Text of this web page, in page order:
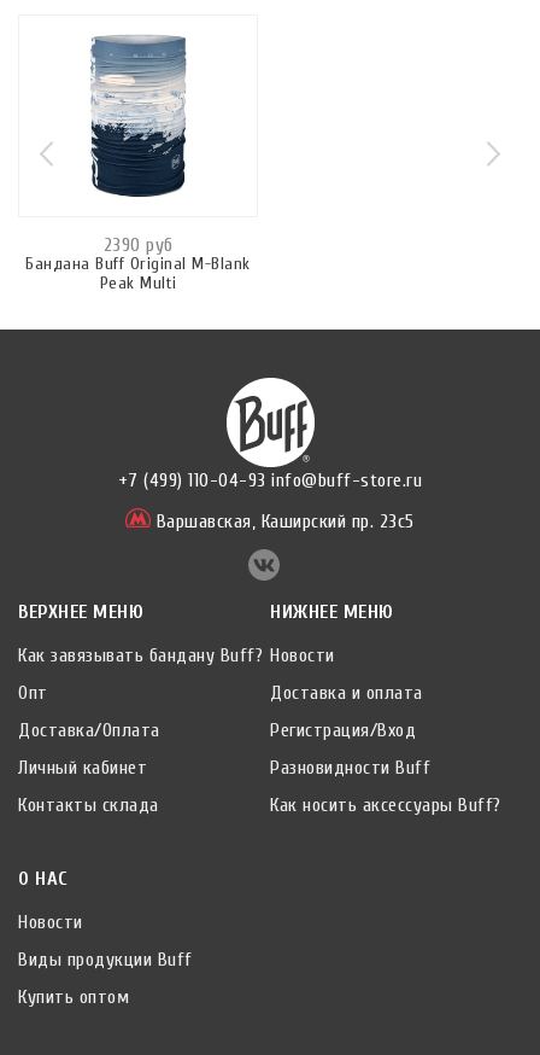
2390 руб
Бандана Buff Original M-Blank
Peak Multi
+7 (499) 110-04-93 info@buff-store.ru
Варшавская, Каширский пр. 23с5
ВЕРХНЕЕ МЕНЮ
Как завязывать бандану Buff?
Опт
Доставка/Оплата
Личный кабинет
Контакты склада
НИЖНЕЕ МЕНЮ
Новости
Доставка и оплата
Регистрация/Вход
Разновидности Buff
Как носить аксессуары Buff?
О НАС
Новости
Виды продукции Buff
Купить оптом